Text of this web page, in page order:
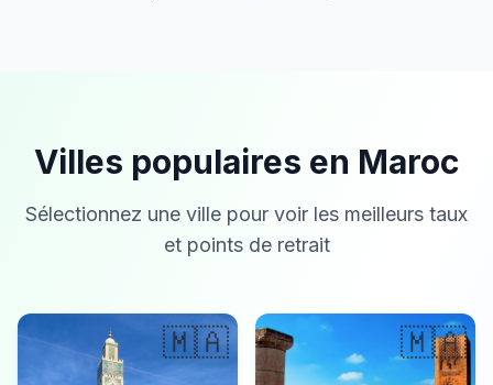
Villes populaires en Maroc
Sélectionnez une ville pour voir les meilleurs taux
et points de retrait
🇲🇦 🇲🇦